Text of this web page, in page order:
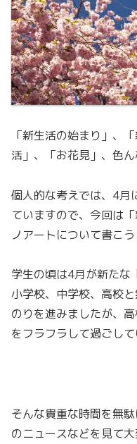
「新生活の始まり」、
活」、「お花見」、色
個人的な考えでは、4月
ていますので、今回は
ノアートについて書こう
学生の頃は4月が新たな
小学校、中学校、高校
のりを進みましたが、
をフラフラして過ごして
そんな貴重な時間を無
のニュースなどを見て